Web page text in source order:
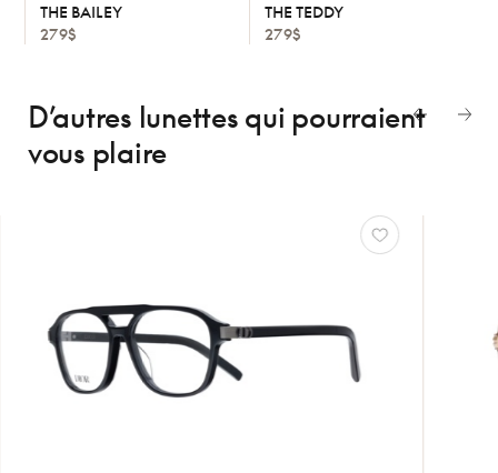
THE BAILEY
279$
THE TEDDY
279$
D’autres lunettes qui pourraient
vous plaire